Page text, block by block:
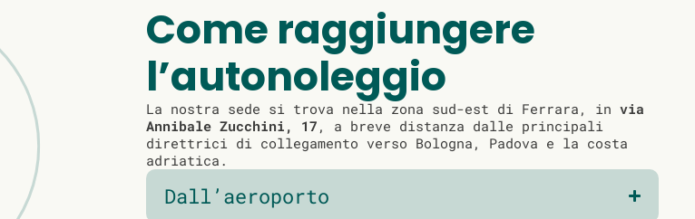
Come raggiungere
l’autonoleggio
La nostra sede si trova nella zona sud-est di Ferrara, invia
Annibale Zucchini, 17 , a breve distanza dalle principali
direttrici di collegamento verso Bologna, Padova e la costa
adriatica.
Dall’aeroporto